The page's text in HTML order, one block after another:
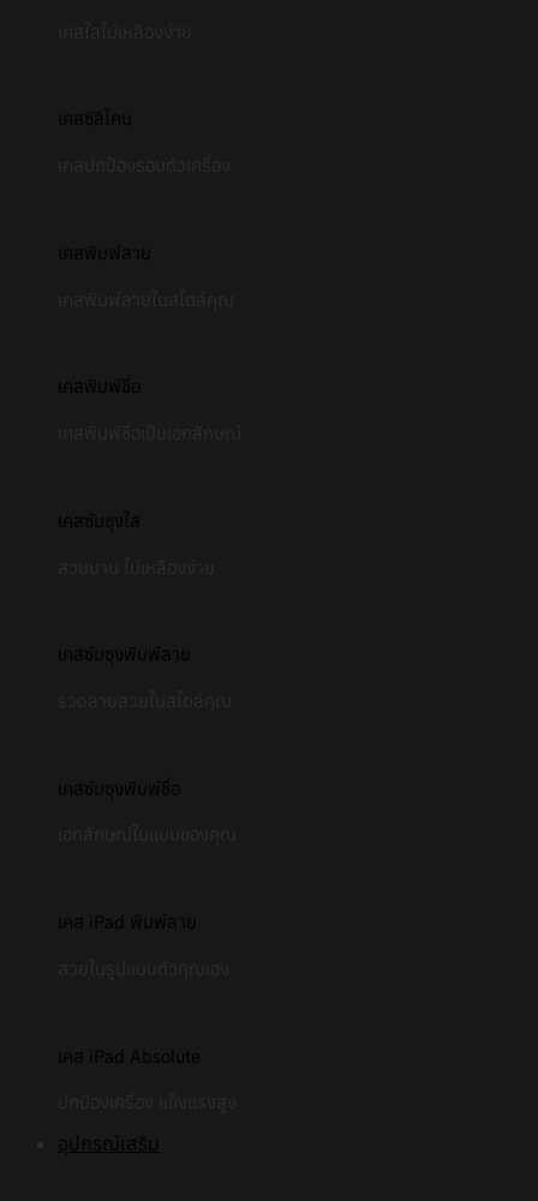
เคสซิลิโคน
เคสพิมพ์ลาย
เคสพิมพ์ชื่อ
เคสซัมซุงใส
เคสซัมซุงพิมพ์ลาย
เคสซัมซุงพิมพ์ชื่อ
เคส iPad พิมพ์ลาย
เคส iPad Absolute
อุปกรณ์เสริม